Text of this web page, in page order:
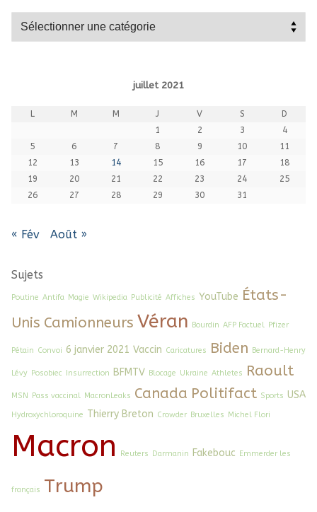
Catégories
juillet 2021
L M M J V S
D
1
2 3
4
5
6 7 8 9 10
11
12
13 14 15 16 17
18
19
20 21 22 23 24
25
26
27 28 29 30 31
« Fév Août »
Sujets
Poutine Antifa Magie Wikipedia Publicité Affiches YouTube États-
Unis Camionneurs Véran Bourdin AFP Factuel Pfizer
Pétain Convoi 6 janvier 2021 Vaccin Caricatures Biden Bernard-Henry
Lévy Posobiec Insurrection BFMTV Blocage Ukraine Athletes Raoult
MSN Pass vaccinal MacronLeaks Canada Politifact Sports USA
Hydroxychloroquine Thierry Breton Crowder Bruxelles Michel Flori
Macron Reuters Darmanin Fakebouc Emmerder les
français Trump